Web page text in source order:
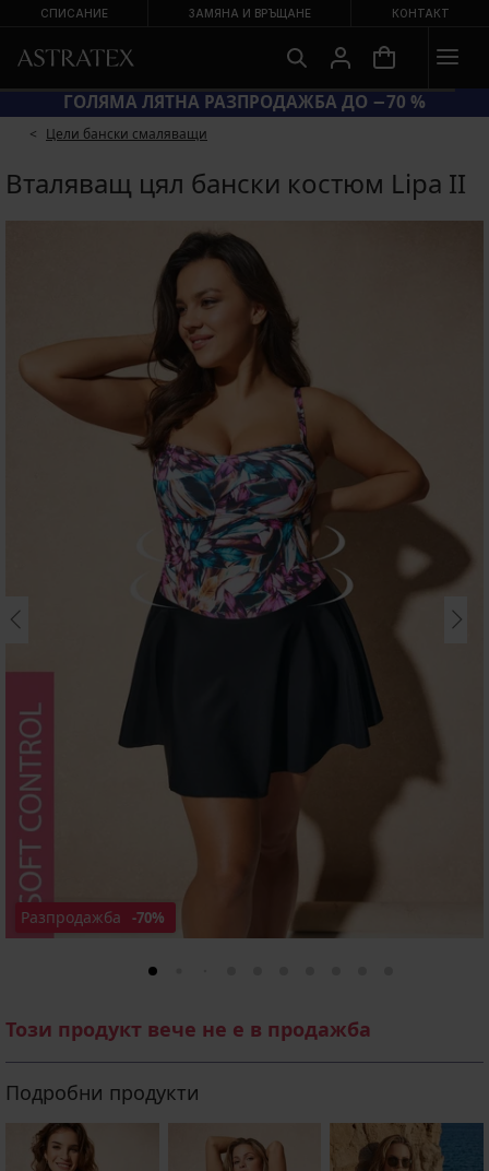
СПИСАНИЕ ЗАМЯНА И ВРЪЩАНЕ КОНТАКТ
ГОЛЯМА ЛЯТНА
Цели бански смаляващи
Вталяващ цял бански костюм Lipa II
Разпродажба -70%
Този продукт вече не е в продажба
Подробни продукти